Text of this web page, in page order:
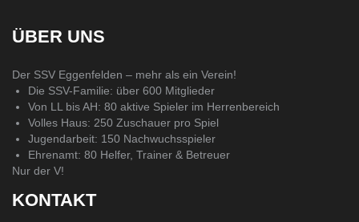
ÜBER UNS
Der SSV Eggenfelden – mehr als ein Verein!
Die SSV-Familie: über 600 Mitglieder
Von LL bis AH: 80 aktive Spieler im Herrenbereich
Volles Haus: 250 Zuschauer pro Spiel
Jugendarbeit: 150 Nachwuchsspieler
Ehrenamt: 80 Helfer, Trainer & Betreuer
Nur der V!
KONTAKT